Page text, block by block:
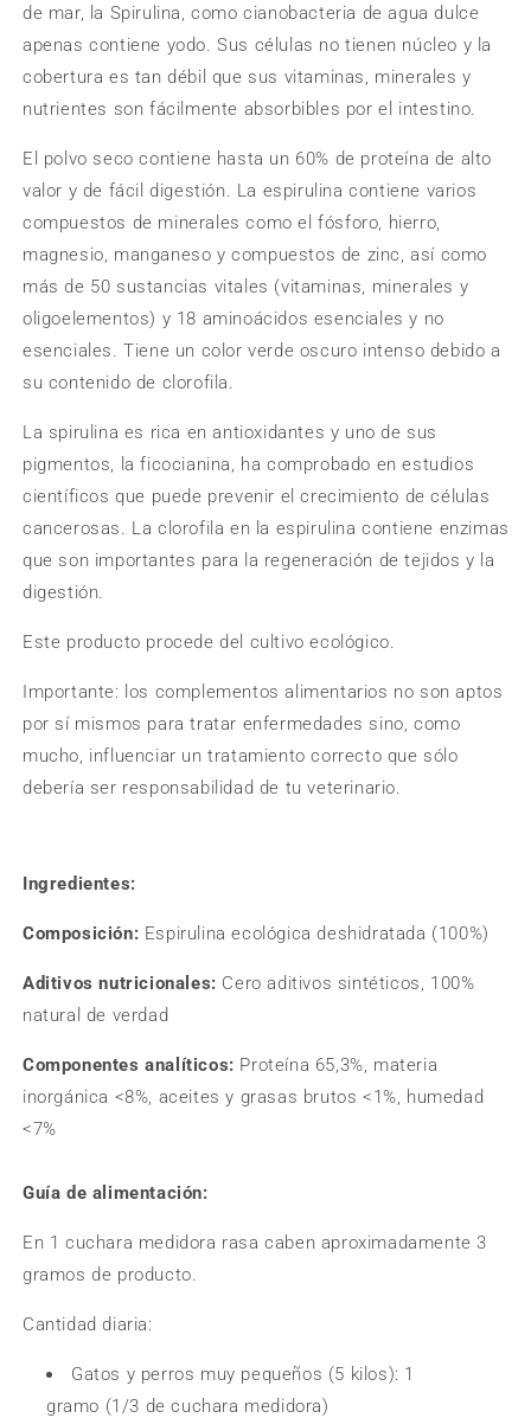
de mar, la Spirulina, como cianobacteria de agua dulce
apenas contiene yodo. Sus células no tienen núcleo y la
cobertura es tan débil que sus vitaminas, minerales y
nutrientes son fácilmente absorbibles por el intestino.
El polvo seco contiene hasta un 60% de proteína de alto
valor y de fácil digestión. La espirulina contiene varios
compuestos de minerales como el fósforo, hierro,
magnesio, manganeso y compuestos de zinc, así como
más de 50 sustancias vitales (vitaminas, minerales y
oligoelementos) y 18 aminoácidos esenciales y no
esenciales. Tiene un color verde oscuro intenso debido a
su contenido de clorofila.
La spirulina es rica en antioxidantes y uno de sus
pigmentos, la ficocianina, ha comprobado en estudios
científicos que puede prevenir el crecimiento de células
cancerosas. La clorofila en la espirulina contiene enzimas
que son importantes para la regeneración de tejidos y la
digestión.
Este producto procede del cultivo ecológico.
Importante: los complementos alimentarios no son aptos
por sí mismos para tratar enfermedades sino, como
mucho, influenciar un tratamiento correcto que sólo
debería ser responsabilidad de tu veterinario.
Ingredientes:
Composición: Espirulina ecológica deshidratada (100%)
Aditivos nutricionales: Cero aditivos sintéticos, 100%
natural de verdad
Componentes analíticos: Proteína 65,3%, materia
inorgánica <8%, aceites y grasas brutos <1%, humedad
<7%
Guía de alimentación:
En 1 cuchara medidora rasa caben aproximadamente 3
gramos de producto.
Cantidad diaria:
Gatos y perros muy pequeños (5 kilos): 1
gramo (1/3 de cuchara medidora)